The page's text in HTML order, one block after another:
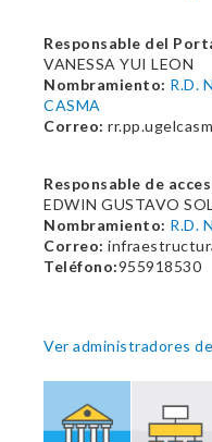
Responsable del
VANESSA YUI LEON
Nombramiento: R.D.
CASMA
Correo:
Responsable de
EDWIN GUSTAVO
Nombramiento: R.D.
Correo:
Teléfono:955918530
Ver administradores